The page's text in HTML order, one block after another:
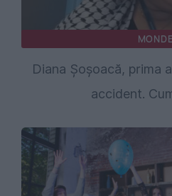
Diana Șoșoacă, prima
accident.